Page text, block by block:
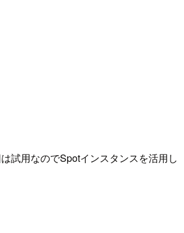
試用なのでSpotインスタンスを活用し